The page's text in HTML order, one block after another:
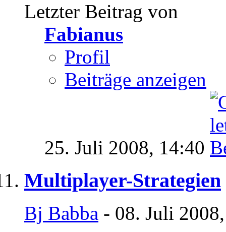
Letzter Beitrag von
Fabianus
Profil
Beiträge anzeigen
25. Juli 2008, 14:40
Multiplayer-Strategien
Bj Babba - 08. Juli